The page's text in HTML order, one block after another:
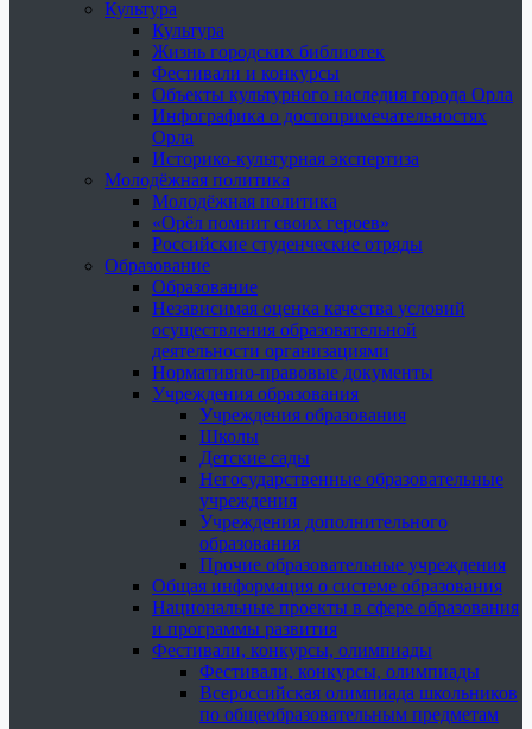
Культура
Культура
Жизнь городских библиотек
Фестивали и конкурсы
Объекты культурного наследия города Орла
Инфографика о достопримечательностях
Орла
Историко-культурная экспертиза
Молодёжная политика
Молодёжная политика
«Орёл помнит своих героев»
Российские студенческие отряды
Образование
Образование
Независимая оценка качества условий
осуществления образовательной
деятельности организациями
Нормативно-правовые документы
Учреждения образования
Учреждения образования
Школы
Детские сады
Негосударственные образовательные
учреждения
Учреждения дополнительного
образования
Прочие образовательные учреждения
Общая информация о системе образования
Национальные проекты в сфере образования
и программы развития
Фестивали, конкурсы, олимпиады
Фестивали, конкурсы, олимпиады
Всероссийская олимпиада школьников
по общеобразовательным предметам